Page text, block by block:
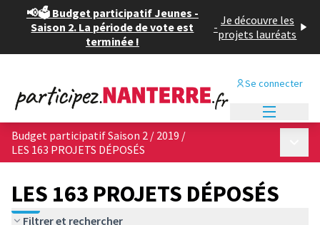
📢🗳️ Budget participatif Jeunes -
Saison 2. La période de vote est
terminée !
- Je découvre les
projets lauréats
Se connecter
Budget participatif Saison 2 / 2019 /
LES 163 PROJETS DÉPOSÉS
LES 163 PROJETS DÉPOSÉS
Filtrer et rechercher